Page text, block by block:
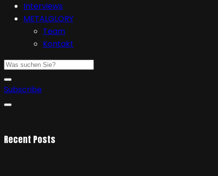
Interviews
METALGLORY
Team
Kontakt
Subscribe
Recent Posts